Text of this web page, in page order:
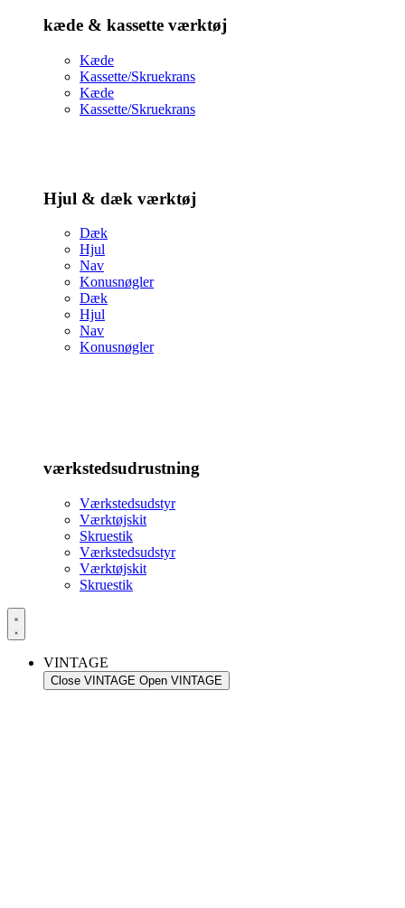
kæde & kassette værktøj
Kæde
Kassette/Skruekrans
Kæde
Kassette/Skruekrans
Hjul & dæk værktøj
Dæk
Hjul
Nav
Konusnøgler
Dæk
Hjul
Nav
Konusnøgler
værkstedsudrustning
Værkstedsudstyr
Værktøjskit
Skruestik
Værkstedsudstyr
Værktøjskit
Skruestik
VINTAGE
Close VINTAGE Open VINTAGE